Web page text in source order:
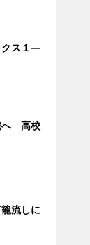
クス１―
へ 高校
流しに